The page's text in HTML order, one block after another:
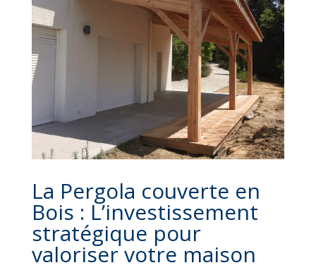
La Pergola couverte en
Bois : L’investissement
stratégique pour
valoriser votre maison